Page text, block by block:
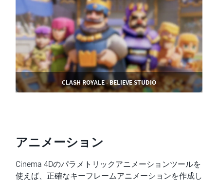
CLASH ROYALE - BELIEVE STUDIO
アニメーション
Cinema 4Dのパラメトリックアニメーションツールを
使えば、正確なキーフレームアニメーションを作成し